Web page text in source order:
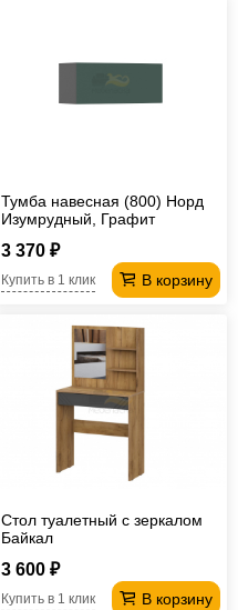
Тумба навесная (800) Норд
Изумрудный, Графит
3 370 ₽
В корзину
Купить в 1 клик
Стол туалетный с зеркалом
Байкал
3 600 ₽
В корзину
Купить в 1 клик